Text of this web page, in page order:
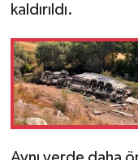
kaldırıldı.